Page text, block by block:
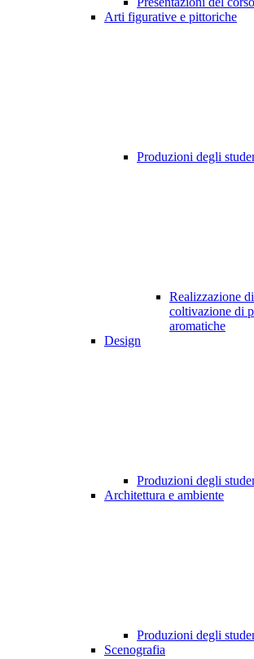
Arti figurative e pittoriche
Produzioni degli
Realizzazione
coltivazione di
aromatiche
Design
Produzioni degli
Architettura e ambiente
Produzioni degli
Scenografia